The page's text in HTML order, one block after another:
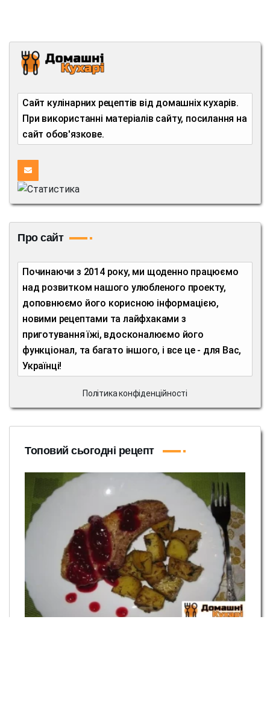
Сайт кулінарних рецептів від домашніх кухарів.
При використанні матеріалів сайту, посилання на
сайт обов'язкове.
Про сайт
Починаючи з 2014 року, ми щоденно працюємо
над розвитком нашого улюбленого проекту,
доповнюємо його корисною інформацією,
новими рецептами та лайфхаками з
приготування їжі, вдосконалюємо його
функціонал, та багато іншого, і все це - для Вас,
Українці!
Політика конфіденційності
Топовий сьогодні рецепт